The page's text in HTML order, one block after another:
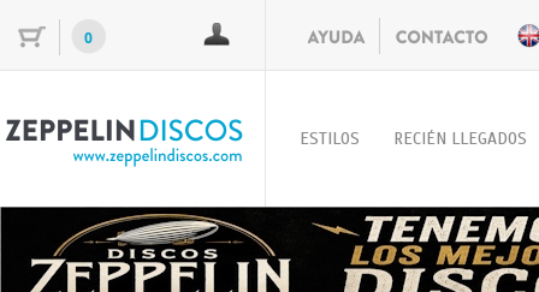
0
ESTILOS RECIÉN LLEGADOS